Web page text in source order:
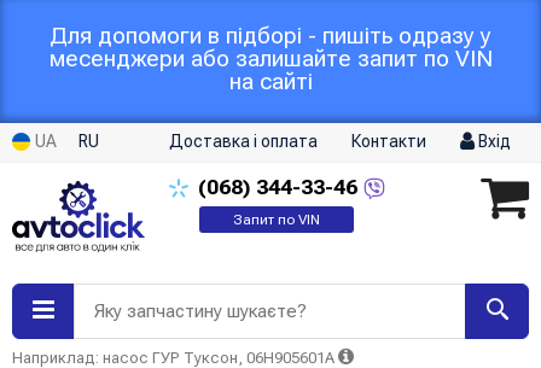
Для допомоги в підборі - пишіть одразу у
месенджери або залишайте запит по VIN
на сайті
UA RU Доставка і оплата Контакти Вхід
(068) 344-33-46
Запит по VIN
Яку запчастину шукаєте?
Наприклад: насос ГУР Туксон, 06H905601A